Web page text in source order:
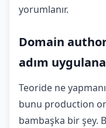
yorumlanır.
Domain
adım
Teoride ne
bunu production
bambaşka bir şey.